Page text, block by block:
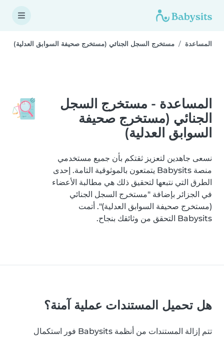
المساعدة مستخرج السجل الجنائي (مستخرج صحيفة السوابق العدلية)
المساعدة - مستخرج السجل
الجنائي (مستخرج صحيفة
السوابق العدلية)
نسعى جاهدين لتعزيز ثقتكم بأن جميع مستخدمي
منصة Babysits يتمتعون بالموثوقية التامة. إحدى
الطرق التي نتبعها لتحقيق ذلك هي مطالبة الأعضاء
في الجزائر بإضافة "مستخرج السجل الجنائي
(مستخرج صحيفة السوابق العدلية)". أتمت
Babysits التحقق من وثائقك بنجاح.
هل تحميل المستندات عملية آمنة؟
تتم إزالة المستندات من أنظمة Babysits فور استكمال